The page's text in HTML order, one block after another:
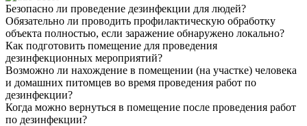
Безопасно ли проведение дезинфекции для людей?
Обязательно ли проводить профилактическую обработку
объекта полностью, если заражение обнаружено локально?
Как подготовить помещение для проведения
дезинфекционных мероприятий?
Возможно ли нахождение в помещении (на участке) человека
и домашних питомцев во время проведения работ по
дезинфекции?
Когда можно вернуться в помещение после проведения работ
по дезинфекции?